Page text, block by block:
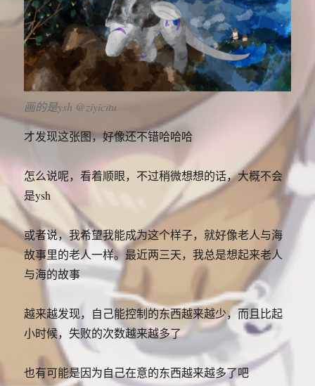
画的是ysh @ziyicitu
才发现这张图，好像还不错哈哈哈
怎么说呢，看着顺眼，不过稍微想想的话，大概不会
是ysh
或者说，我希望我能成为这个样子，就好像老人与海
故事里的老人一样。最近两三天，我总是想起来老人
与海的故事
越来越发现，自己能控制的东西越来越少，而且比起
小时候，失败的次数越来越多了
也有可能是因为自己在意的东西越来越多了吧